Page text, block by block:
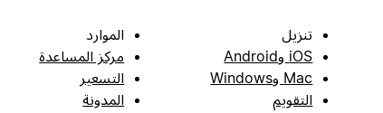
تنزيل
iOS وAndroid
Mac وWindows
التقويم
الموارد
مركز المساعدة
التسعير
المدونة